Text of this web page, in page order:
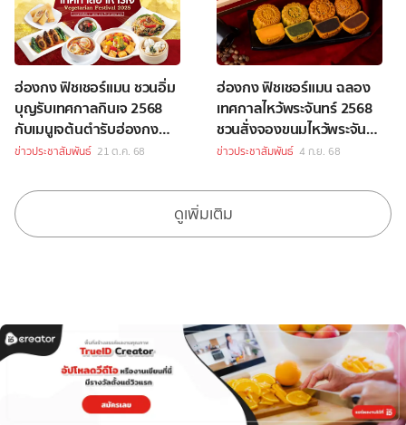
ฮ่องกง ฟิชเชอร์แมน ชวนอิ่ม
บุญรับเทศกาลกินเจ 2568
กับเมนูเจต้นตำรับฮ่องกง
กว่า 20 รายการ
ข่าวประชาสัมพันธ์ 21 ต.ค. 68
ฮ่องกง ฟิชเชอร์แมน ฉลอง
เทศกาลไหว้พระจันทร์ 2568
ชวนสั่งจองขนมไหว้พระจันทร์
ต้นตำรับฮ่องกงสุดพรีเมียม
ข่าวประชาสัมพันธ์ 4 ก.ย. 68
ดูเพิ่มเติม